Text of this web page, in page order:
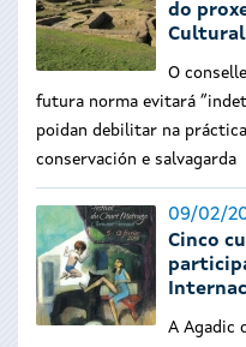
do
Cultural
O
futura norma evitará
poidan debilitar na
conservación e salvagarda
09/02/
Cinco
A Agadic